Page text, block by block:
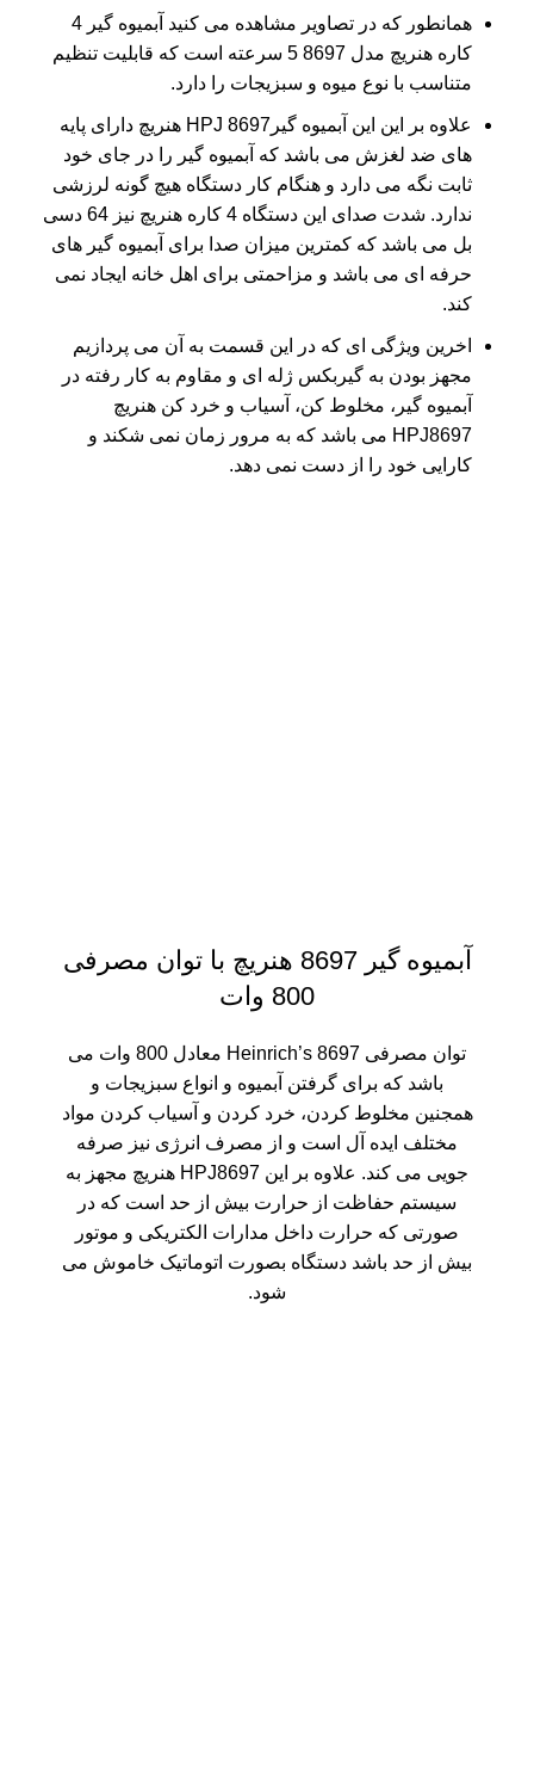
همانطور که در تصاویر مشاهده می کنید آبمیوه گیر 4
کاره هنریچ مدل 8697 5 سرعته است که قابلیت تنظیم
متناسب با نوع میوه و سبزیجات را دارد.
علاوه بر این این آبمیوه گیرHPJ 8697 هنریچ دارای پایه
های ضد لغزش می باشد که آبمیوه گیر را در جای خود
ثابت نگه می دارد و هنگام کار دستگاه هیچ گونه لرزشی
ندارد. شدت صدای این دستگاه 4 کاره هنریچ نیز 64 دسی
بل می باشد که کمترین میزان صدا برای آبمیوه گیر های
حرفه ای می باشد و مزاحمتی برای اهل خانه ایجاد نمی
کند.
اخرین ویژگی ای که در این قسمت به آن می پردازیم
مجهز بودن به گیربکس ژله ای و مقاوم به کار رفته در
آبمیوه گیر، مخلوط کن، آسیاب و خرد کن هنریچ
HPJ8697 می باشد که به مرور زمان نمی شکند و
کارایی خود را از دست نمی دهد.
آبمیوه گیر 8697 هنریچ با توان مصرفی
800 وات
توان مصرفی Heinrich’s 8697 معادل 800 وات می
باشد که برای گرفتن آبمیوه و انواع سبزیجات و
همجنین مخلوط کردن، خرد کردن و آسیاب کردن مواد
مختلف ایده آل است و از مصرف انرژی نیز صرفه
جویی می کند. علاوه بر این HPJ8697 هنریچ مجهز به
سیستم حفاظت از حرارت بیش از حد است که در
صورتی که حرارت داخل مدارات الکتریکی و موتور
بیش از حد باشد دستگاه بصورت اتوماتیک خاموش می
شود.